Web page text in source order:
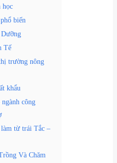
học
biến
Tế
trường nông
khẩu
công
làm từ trái Tắc –
Và Chăm